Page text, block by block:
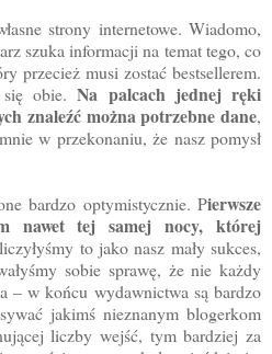
strony internetowe. Wiadomo,
szuka informacji na temat tego, co
przecież musi zostać bestsellerem.
się obie.Na palcach jednej ręki
znaleźć można potrzebne dane,
w przekonaniu, że nasz pomysł
bardzo optymistycznie. Pierwsze
nawet tej samej nocy, której
to jako nasz mały sukces,
sobie sprawę, że nie każdy
– w końcu wydawnictwa są bardzo
jakimś nieznanym blogerkom
liczby wejść, tym bardziej za